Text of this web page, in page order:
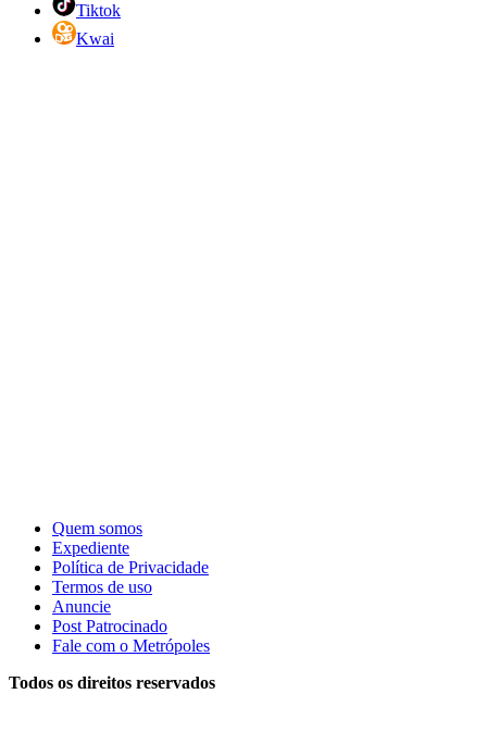
Tiktok
Kwai
Quem somos
Expediente
Política de Privacidade
Termos de uso
Anuncie
Post Patrocinado
Fale com o Metrópoles
Todos os direitos reservados